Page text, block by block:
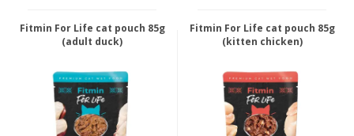
Fitmin For Life cat pouch 85g
(adult duck)
Fitmin For Life cat pouch 85g
(kitten chicken)